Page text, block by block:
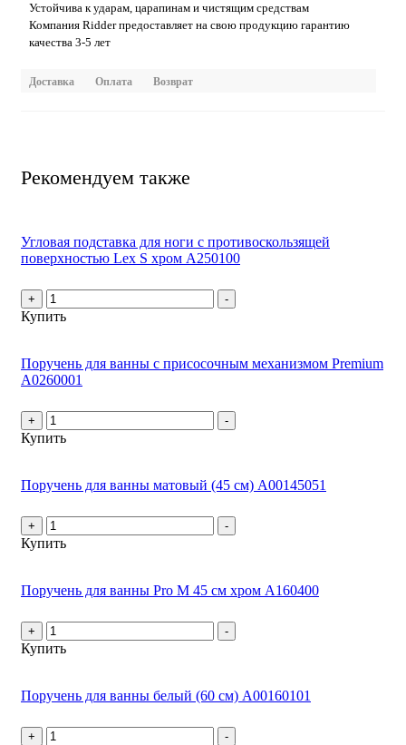
Устойчива к ударам, царапинам и чистящим средствам
Компания Ridder предоставляет на свою продукцию гарантию
качества 3-5 лет
Доставка Оплата Возврат
Рекомендуем также
Угловая подставка для ноги с противоскользящей
поверхностью Lex S хром А250100
+ -
Купить
Поручень для ванны с присосочным механизмом Premium
А0260001
+ -
Купить
Поручень для ванны матовый (45 см) А00145051
+ -
Купить
Поручень для ванны Pro M 45 см хром А160400
+ -
Купить
Поручень для ванны белый (60 см) А00160101
+ -